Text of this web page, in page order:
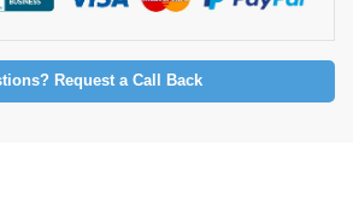
Request a Call Back